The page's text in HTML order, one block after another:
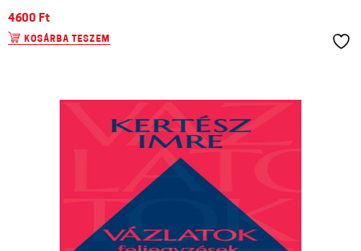
4600 Ft
KOSÁRBA TESZEM